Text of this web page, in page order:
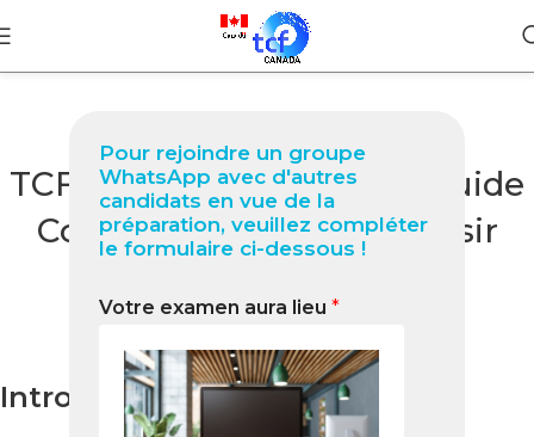
Pour rejoindre un groupe
WhatsApp avec d'autres
candidats en vue de la
préparation, veuillez compléter
le formulaire ci-dessous !
Votre examen aura lieu *
BLOG
TCF Canada à Kinshasa : Guide
Complet 2025 pour Réussir
NabilOn octobre 22, 2025
Introduction